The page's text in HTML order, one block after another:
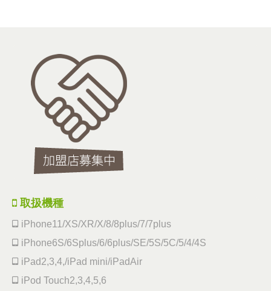
取扱機種
iPhone11/XS/XR/X/8/8plus/7/7plus
iPhone6S/6Splus/6/6plus/SE/5S/5C/5/4/4S
iPad2,3,4,/iPad mini/iPadAir
iPod Touch2,3,4,5,6